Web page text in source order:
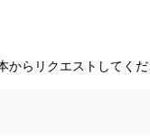
からリクエストしてく